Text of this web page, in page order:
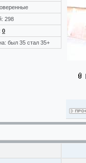
298
0
был 35 стал 35+